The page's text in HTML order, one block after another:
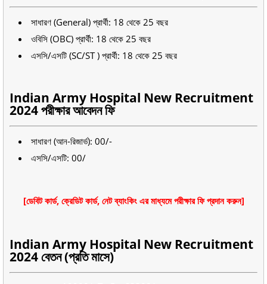
সাধারণ (General) প্রার্থী: 18 থেকে 25 বছর
ওবিসি (OBC) প্রার্থী: 18 থেকে 25 বছর
এসসি/এসটি (SC/ST ) প্রার্থী: 18 থেকে 25 বছর
Indian Army Hospital New Recruitment
2024 পরীক্ষার আবেদন ফি
সাধারণ (আন-রিজার্ভ): 00/-
এসসি/এসটি: 00/
[ডেবিট কার্ড, ক্রেডিট কার্ড, নেট ব্যাংকিং এর মাধ্যমে পরীক্ষার ফি প্রদান করুন]
Indian Army Hospital New Recruitment
2024 বেতন (প্রতি মাসে)